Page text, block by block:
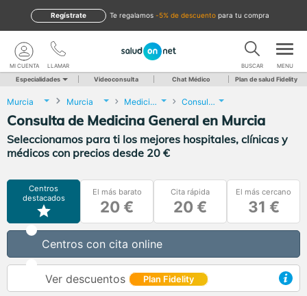
te regalamos -5% de descuento para tu compra
Regístrate
LLAMAR
MI CUENTA BUSCAR MENU
Especialidades Videoconsulta Chat Médico Plan de salud Fidelity
Murcia Murcia Medicina General Consulta de Medicina General
Consulta de Medicina General en Murcia
Seleccionamos para ti los mejores hospitales, clínicas y
médicos con precios desde 20 €
Centros
destacados
El más barato
20 €
Cita rápida
20 €
El más cercano
31 €
Centros con cita online
Ver descuentos Plan Fidelity